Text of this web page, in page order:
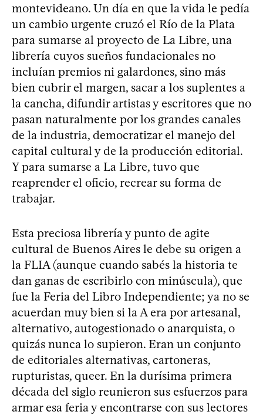
montevideano. Un día en que la vida le pedía
un cambio urgente cruzó el Río de la Plata
para sumarse al proyecto de La Libre, una
librería cuyos sueños fundacionales no
incluían premios ni galardones, sino más
bien cubrir el margen, sacar a los suplentes a
la cancha, difundir artistas y escritores que no
pasan naturalmente por los grandes canales
de la industria, democratizar el manejo del
capital cultural y de la producción editorial.
Y para sumarse a La Libre, tuvo que
reaprender el oficio, recrear su forma de
trabajar.
Esta preciosa librería y punto de agite
cultural de Buenos Aires le debe su origen a
la FLIA (aunque cuando sabés la historia te
dan ganas de escribirlo con minúscula), que
fue la Feria del Libro Independiente; ya no se
acuerdan muy bien si la A era por artesanal,
alternativo, autogestionado o anarquista, o
quizás nunca lo supieron. Eran un conjunto
de editoriales alternativas, cartoneras,
rupturistas, queer. En la durísima primera
década del siglo reunieron sus esfuerzos para
armar esa feria y encontrarse con sus lectores